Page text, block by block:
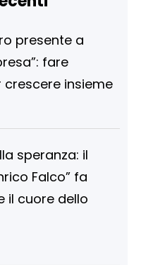
presente a
fare
insieme
speranza: il
Falco” fa
il cuore dello